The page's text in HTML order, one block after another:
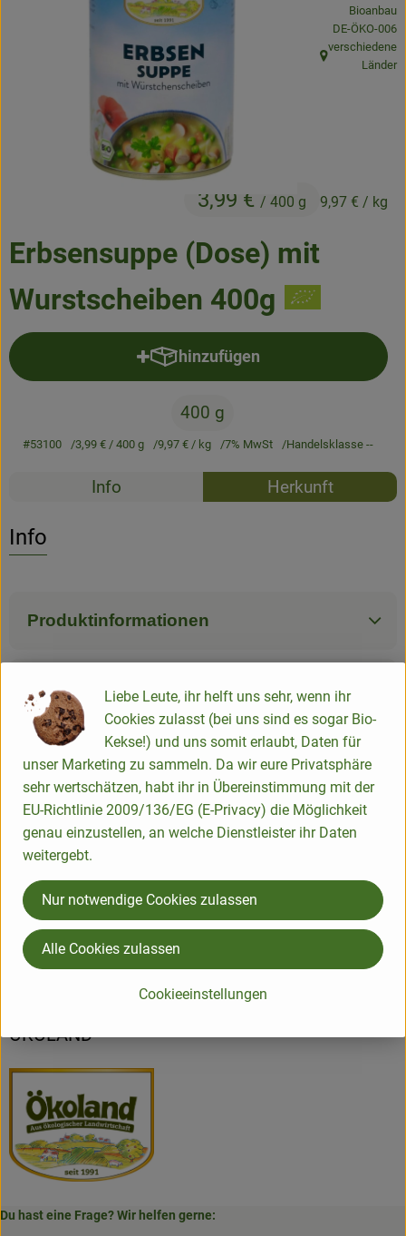
Angebote & Neues
Naturwaren
Vorratskammer
Jobkiste
Erbsensuppe (Dose) mit
Wurstscheiben 400g
3,99 € / 400 g 9,97 € / kg
Bioanbau
, Kontrollstelle:
DE-ÖKO-006
, Herkunft:
verschiedene
Länder
hinzufügen
Produkt zum Warenkorb
400 g
#53100 3,99 €/ 400 g 9,97 €/ kg 7% MwSt Handelsklasse --
Rezepte
Info Herkunft
Info
Produktinformationen
Zutaten
Nährwert-Info
Produktdatenblatt
Herkunft
Hersteller: ÖKL
ÖKOLAND
Du hast eine Frage? Wir helfen gerne:
Liebe Leute, ihr helft uns sehr, wenn ihr
Cookies zulasst (bei uns sind es sogar Bio-
Kekse!) und uns somit erlaubt, Daten für
unser Marketing zu sammeln. Da wir eure Privatsphäre
sehr wertschätzen, habt ihr in Übereinstimmung mit der
EU-Richtlinie 2009/136/EG (E-Privacy) die Möglichkeit
genau einzustellen, an welche Dienstleister ihr Daten
weitergebt.
Cookieeinstellungen
Nur notwendige Cookies zulassen
Alle Cookies zulassen